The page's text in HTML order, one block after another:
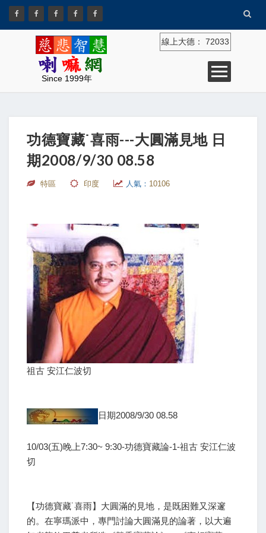
Since 1999年
線上大德： 72033
功德寶藏˙喜雨---大圓滿見地 日
期2008/9/30 08.58
特區 印度 人氣： 10106
祖古 安江仁波切
日期2008/9/30 08.58
10/03(五)晚上7:30~ 9:30-功德寶藏論-1-祖古 安江仁波
切
【功德寶藏˙喜雨】大圓滿的見地，是既困難又深邃
的。在寧瑪派中，專門討論大圓滿見的論著，以大遍